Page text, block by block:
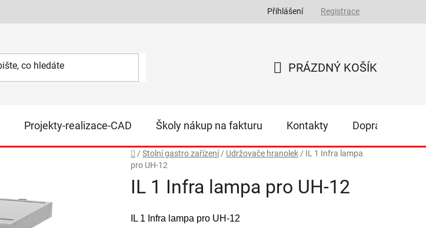
Přihlášení Registrace
PRÁZDNÝ KOŠÍK
Projekty-realizace-CAD Školy nákup na fakturu Kontakty Doprava
Domů
/ Stolní gastro zařízení / Udržovače hranolek / IL 1 Infra lampa
pro UH-12
IL 1 Infra lampa pro UH-12
IL 1 Infra lampa pro UH-12